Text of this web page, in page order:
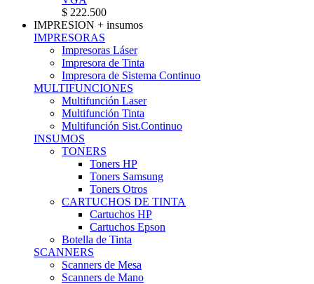
$ 222.500
IMPRESION + insumos
IMPRESORAS
Impresoras Láser
Impresora de Tinta
Impresora de Sistema Continuo
MULTIFUNCIONES
Multifunción Laser
Multifunción Tinta
Multifunción Sist.Continuo
INSUMOS
TONERS
Toners HP
Toners Samsung
Toners Otros
CARTUCHOS DE TINTA
Cartuchos HP
Cartuchos Epson
Botella de Tinta
SCANNERS
Scanners de Mesa
Scanners de Mano